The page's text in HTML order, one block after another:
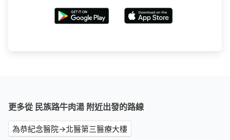
更多從 民族路牛肉湯 附近出發的路線
為恭紀念醫院→北醫第三醫療大樓